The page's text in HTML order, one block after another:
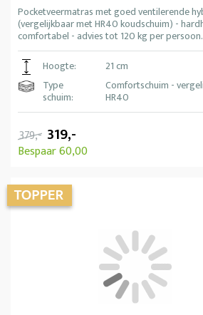
Pocketveermatras met goed ventilerende
(vergelijkbaar met HR40 koudschuim) -
comfortabel - advies tot 120 kg per persoon.
Hoogte:
21 cm
Type
schuim:
Comfortschuim -
HR40
379,- 319,-
Bespaar 60,00